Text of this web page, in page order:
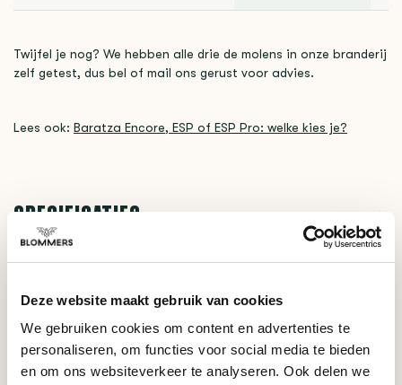
Deze website maakt gebruik van cookies
We gebruiken cookies om content en advertenties te
personaliseren, om functies voor social media te bieden
en om ons websiteverkeer te analyseren. Ook delen we
Twijfel je nog? We hebben alle drie de molens in onze branderij
zelf getest, dus bel of mail ons gerust voor advies.
Lees ook: Baratza Encore, ESP of ESP Pro: welke kies je?
SPECIFICATIES
GERELATEERDE PRODUCTEN
Baratza
Encore ESP (Zwart)
€179,95
€169,95